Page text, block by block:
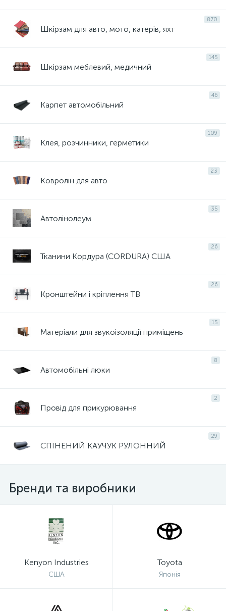
870
Шкірзам для авто, мото, катерів, яхт
145
Шкірзам меблевий, медичний
46
Карпет автомобільний
109
Клея, розчинники, герметики
23
Ковролін для авто
35
Автолінолеум
26
Тканини Кордура (CORDURA) США
26
Кронштейни і кріплення ТВ
15
Матеріали для звукоізоляції приміщень
8
Автомобільні люки
2
Провід для прикурювання
29
СПІНЕНИЙ КАУЧУК РУЛОННИЙ
Бренди та виробники
Kenyon Industries
США
Toyota
Японія